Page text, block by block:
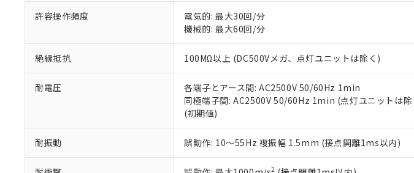
許容操作頻度
電気的: 最大30回/分
機械的: 最大60回/分
絶縁抵抗 100MΩ以上 (DC500Vメガ、点灯ユニットは除く)
耐電圧
各端子とアース間: AC2500V 50/60Hz 1min
同極端子間: AC2500V 50/60Hz 1min (点灯ユニットは除
(初期値)
耐振動 誤動作: 10～55Hz 複振幅 1.5mm (接点開離1ms以内)
2
お客様が当ウェブサイト上で当社にご登録され
が、当社の製品・サービスに関するお客様との
さい。
※当社の共同利用者とは、"個人情報の共同利用
いる法人を指します。
※3 非含有証明書ダウンロード
下記の非含有証明書をダウンロードすることができ
EU RoHS指令（10物質）の非含有証明書
51物質の非含有証明書（当社基準）
※本証明書は発行日時点で非含有を証明するもので、
また、RoHS指令のフタル酸エステル類４物質の対
混在することから備考欄に対応日を記載しておりま
既に当社にて対応品への在庫切替を完了しているこ
り割愛しております。
味します。
「－」：未確認です。当社販売部門へお問い合わせく
空
白
受注生産機種、また在庫状況の情報を公開